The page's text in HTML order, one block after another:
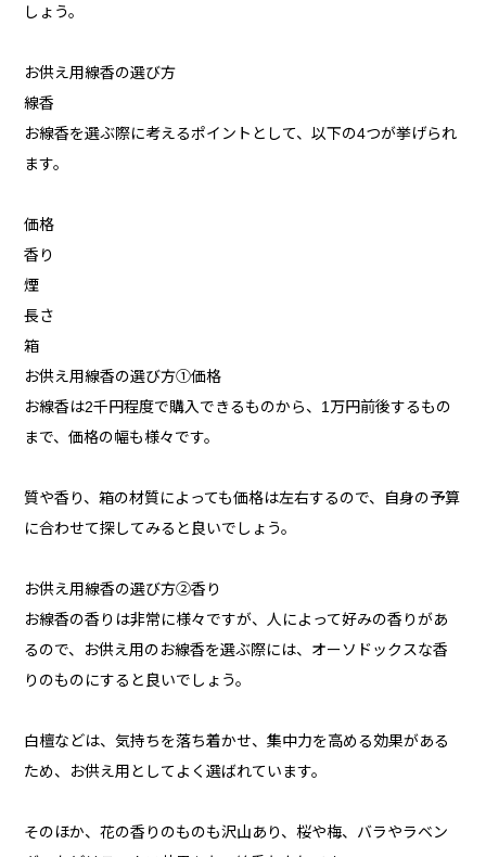
しょう。
お供え用線香の選び方
線香
お線香を選ぶ際に考えるポイントとして、以下の4つが挙げられ
ます。
価格
香り
煙
長さ
箱
お供え用線香の選び方①価格
お線香は2千円程度で購入できるものから、1万円前後するもの
まで、価格の幅も様々です。
質や香り、箱の材質によっても価格は左右するので、自身の予算
に合わせて探してみると良いでしょう。
お供え用線香の選び方②香り
お線香の香りは非常に様々ですが、人によって好みの香りがあ
るので、お供え用のお線香を選ぶ際には、オーソドックスな香
りのものにすると良いでしょう。
白檀などは、気持ちを落ち着かせ、集中力を高める効果がある
ため、お供え用としてよく選ばれています。
そのほか、花の香りのものも沢山あり、桜や梅、バラやラベン